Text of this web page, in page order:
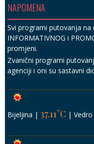
NAPOMENA
Svi programi putovanja na
INFORMATIVNOG i
promjeni.
Zvanični programi
agenciji i oni su sastavni
Bijeljina | 37.11°C |